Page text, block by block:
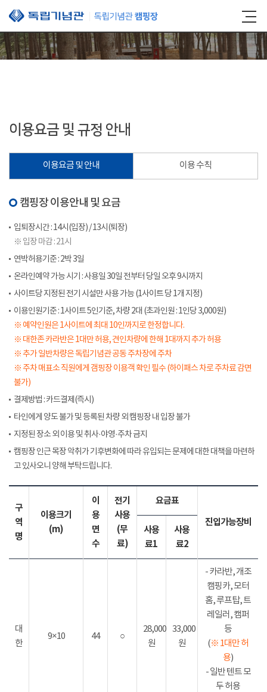
본문 바로가기
이용요금 및 규정 안내
이용요금 및 안내 이용 수칙
캠핑장 이용안내 및 요금
입퇴장시간 : 14시(입장) / 13시(퇴장)
※ 입장 마감 : 21시
연박허용기준 : 2박 3일
온라인예약 가능 시기 : 사용일 30일 전부터 당일 오후 9시까지
사이트당 지정된 전기 시설만 사용 가능 (1사이트 당 1개 지정)
이용인원기준 : 1사이트 5인기준, 차량 2대 (초과인원 : 1인당 3,000원)
※ 예약인원은 1사이트에 최대 10인까지로 한정합니다.
※ 대한존 카라반은 1대만 허용, 견인차량에 한해 1대까지 추가 허용
※ 추가 일반차량은 독립기념관 공동 주차장에 주차
※ 주차 매표소 직원에게 갬핑장 이용객 확인 필수 (하이패스 차로 주차료 감면
불가)
결제방법 : 카드결제(즉시)
타인에게 양도 불가 및 등록된 차량 외 캠핑장 내 입장 불가
지정된 장소 외 이용 및 취사·야영·주차 금지
캠핑장 인근 목장 악취가 기후변화에 따라 유입되는 문제에 대한 대책을 마련하
고 있사오니 양해 부탁드립니다.
구
역
명
이용크기
(m)
이
용
면
수
전기
사용
(무
료)
요금표
진입가능장비
사용
료1
사용
료2
대
한
9×10 44 ○
28,000
원
33,000
원
- 카라반, 개조
캠핑카, 모터
홈, 루프탑, 트
레일러, 캠퍼
등
(※ 1대만 허
용)
- 일반 텐트 모
두 허용